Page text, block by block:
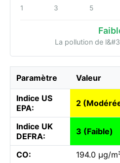
1 3 5
La pollution de
Paramètre Valeur
Indice US
EPA:
2
Indice UK
DEFRA:
3 (Faible)
CO:
194.0 µg/